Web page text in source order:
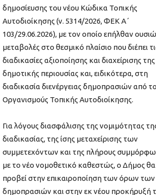
δημοσίευσης του νέου Κώδικα Τοπικής
Αυτοδιοίκησης (ν. 5314/2026, ΦΕΚ Α΄
103/29.06.2026), με τον οποίο επήλθαν
μεταβολές στο θεσμικό πλαίσιο που διέπει
διαδικασίες αξιοποίησης και διαχείρισης της
δημοτικής περιουσίας και, ειδικότερα, στη
διαδικασία διενέργειας δημοπρασιών από
Οργανισμούς Τοπικής Αυτοδιοίκησης.
Για λόγους διασφάλισης της νομιμότητας
διαδικασίας, της ίσης μεταχείρισης των
συμμετεχόντων και της πλήρους
με το νέο νομοθετικό καθεστώς, ο Δήμος θα
προβεί στην επικαιροποίηση των όρων των
δημοπρασιών και στην εκ νέου προκήρυξή